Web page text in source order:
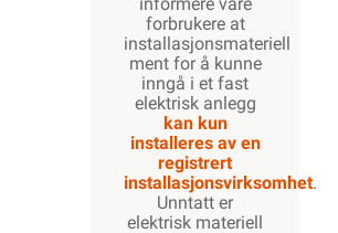
forbrukere at
installasjonsmateriell
ment for å kunne
inngå i et fast
elektrisk anlegg
kan kun
installeres av en
registrert
installasjonsvirksomhet.
Unntatt er
elektrisk materiell